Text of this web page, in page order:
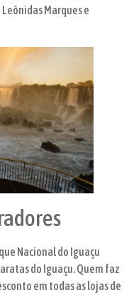
Marques e
Nacional do Iguaçu
do Iguaçu. Quem faz
em todas as lojas de